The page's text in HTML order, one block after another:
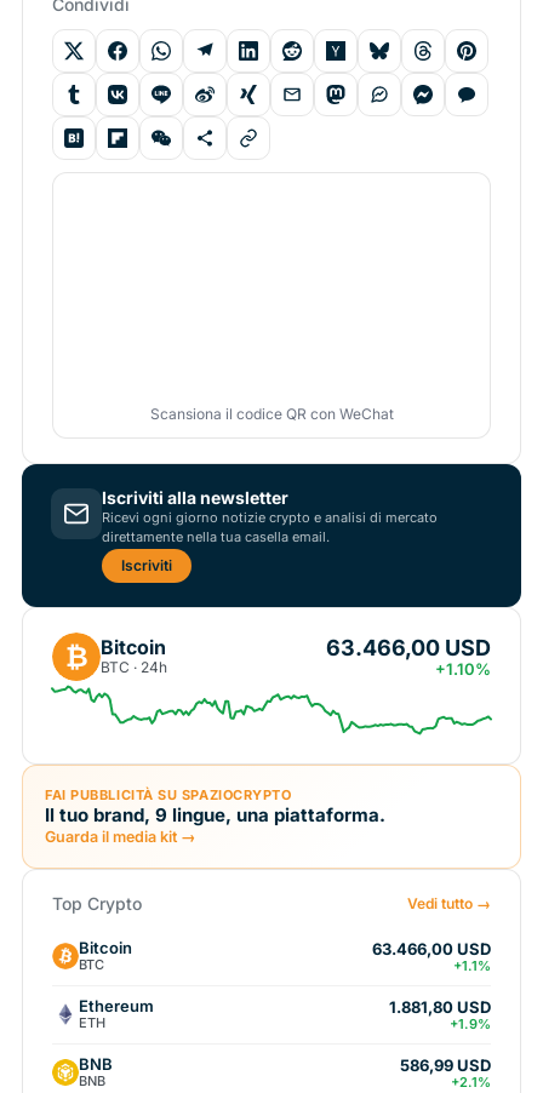
Scansiona il codice QR con WeChat
Iscriviti alla newsletter
Ricevi ogni giorno notizie crypto e analisi di mercato
direttamente nella tua casella email.
Iscriviti
₿ Bitcoin
BTC · 24h
63.466,00 USD
+1.10%
FAI PUBBLICITÀ SU SPAZIOCRYPTO
Il tuo brand, 9 lingue, una piattaforma.
Guarda il media kit →
Top Crypto Vedi tutto →
Bitcoin
BTC
63.466,00 USD
+1.1%
Ethereum
ETH
1.881,80 USD
+1.9%
BNB
BNB
586,99 USD
+2.1%